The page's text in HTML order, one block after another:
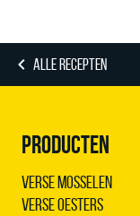
ALLE RECEPTEN
PRODUCTEN
Verse Mosselen
Verse Oesters